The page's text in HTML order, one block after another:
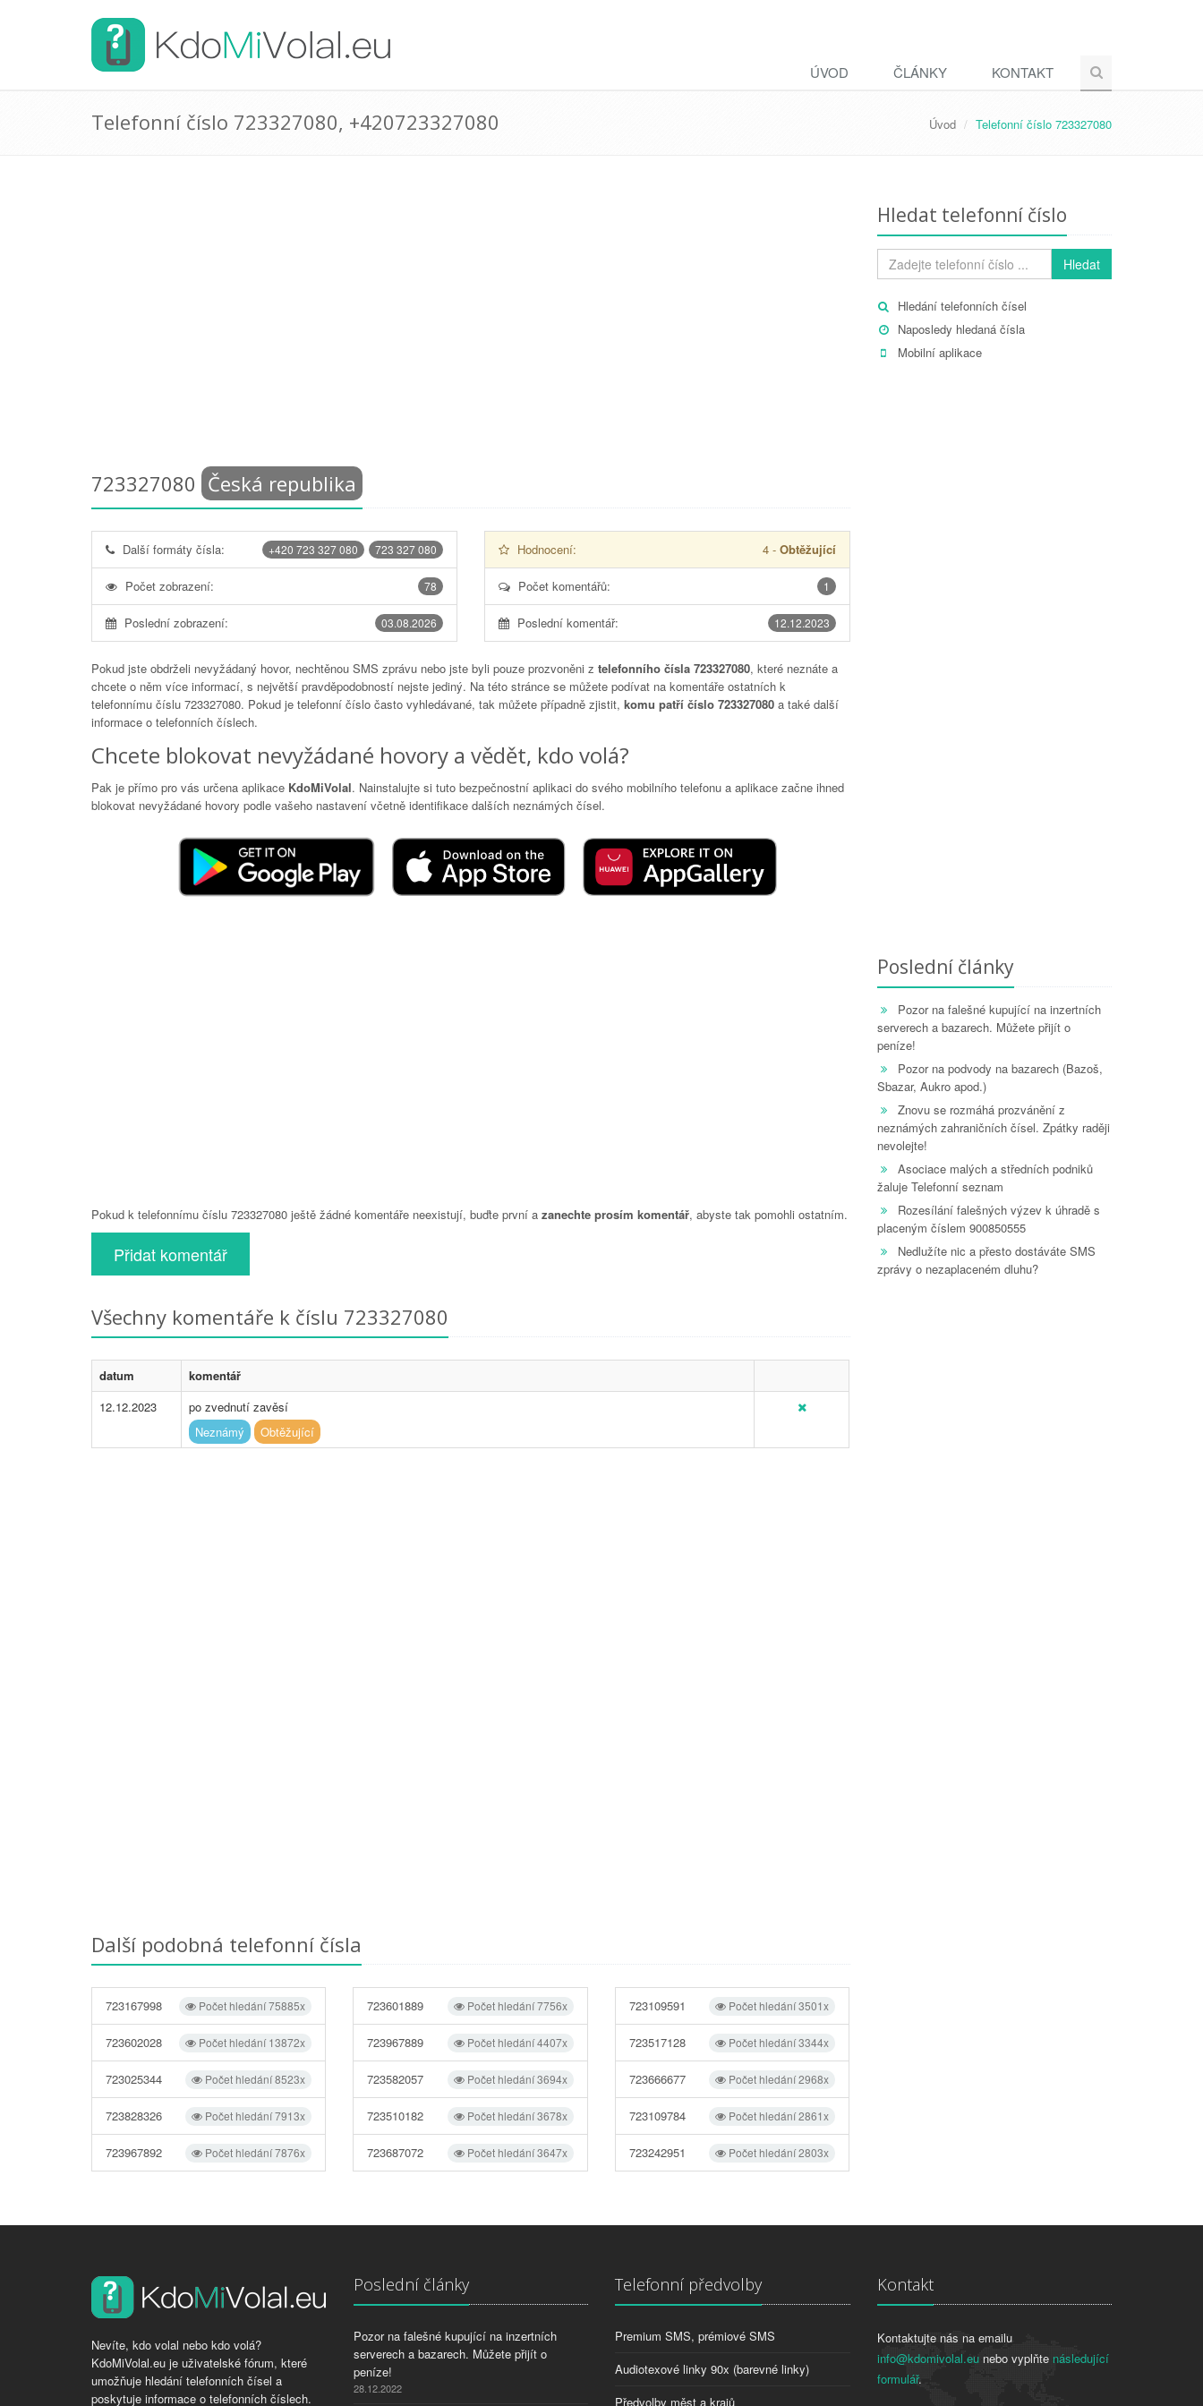
ÚVOD ČLÁNKY KONTAKT
Telefonní číslo 723327080, +420723327080 Úvod Telefonní číslo 723327080
723327080 Česká republika
723 327 080
+420 723 327 080
Další formáty čísla:
78
Počet zobrazení:
03.08.2026
Poslední zobrazení:
Hodnocení: 4- Obtěžující
1
Počet komentářů:
12.12.2023
Poslední komentář:
Pokud jste obdrželi nevyžádaný hovor, nechtěnou SMS zprávu nebo jste byli pouze prozvoněni z telefonního čísla 723327080, které neznáte a
chcete o něm více informací, s největší pravděpodobností nejste jediný. Na této stránce se můžete podívat na komentáře ostatních k
telefonnímu číslu 723327080. Pokud je telefonní číslo často vyhledávané, tak můžete případně zjistit, komu patří číslo 723327080 a také další
informace o telefonních číslech.
Chcete blokovat nevyžádané hovory a vědět, kdo volá?
Pak je přímo pro vás určena aplikace KdoMiVolal. Nainstalujte si tuto bezpečnostní aplikaci do svého mobilního telefonu a aplikace začne ihned
blokovat nevyžádané hovory podle vašeho nastavení včetně identifikace dalších neznámých čísel.
Pokud k telefonnímu číslu 723327080 ještě žádné komentáře neexistují, buďte první a zanechte prosím komentář, abyste tak pomohli ostatním.
Přidat komentář
Všechny komentáře k číslu 723327080
datum
komentář
12.12.2023
po zvednutí zavěsí
Neznámý
Obtěžující
Další podobná telefonní čísla
Počet hledání 75885x
723167998
Počet hledání 13872x
723602028
Počet hledání 8523x
723025344
Počet hledání 7913x
723828326
Počet hledání 7876x
723967892
Počet hledání 7756x
723601889
Počet hledání 4407x
723967889
Počet hledání 3694x
723582057
Počet hledání 3678x
723510182
Počet hledání 3647x
723687072
Počet hledání 3501x
723109591
Počet hledání 3344x
723517128
Počet hledání 2968x
723666677
Počet hledání 2861x
723109784
Počet hledání 2803x
723242951
Hledat telefonní číslo
Hledat
Hledání telefonních čísel
Naposledy hledaná čísla
Mobilní aplikace
Poslední články
Pozor na falešné kupující na inzertních
serverech a bazarech. Můžete přijít o
peníze!
Pozor na podvody na bazarech (Bazoš,
Sbazar, Aukro apod.)
Znovu se rozmáhá prozvánění z
neznámých zahraničních čísel. Zpátky raději
nevolejte!
Asociace malých a středních podniků
žaluje Telefonní seznam
Rozesílání falešných výzev k úhradě s
placeným číslem 900850555
Nedlužíte nic a přesto dostáváte SMS
zprávy o nezaplaceném dluhu?
Nevíte, kdo volal nebo kdo volá?
KdoMiVolal.eu je uživatelské fórum, které
umožňuje hledání telefonních čísel a
poskytuje informace o telefonních číslech.
Poslední články
Pozor na falešné kupující na inzertních
serverech a bazarech. Můžete přijít o
peníze!
28.12.2022
Telefonní předvolby
Premium SMS, prémiové SMS
Audiotexové linky 90x (barevné linky)
Předvolby měst a krajů
Kontakt
Kontaktujte nás na emailu
info@kdomivolal.eunebo vyplňte následující
formulář.